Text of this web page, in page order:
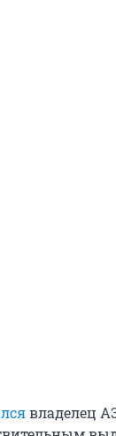
владелец